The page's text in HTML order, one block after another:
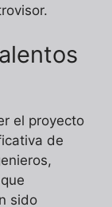
el proyecto
de
sido